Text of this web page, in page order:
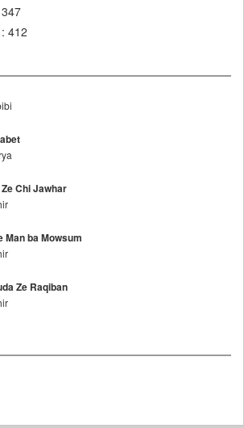
347
: 412
Ze Chi Jawhar
Man ba Mowsum
Ze Raqiban